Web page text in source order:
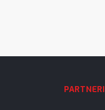
PARTNERI